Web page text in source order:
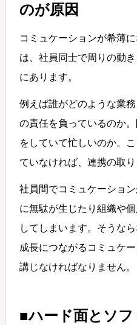
のが原因
コミュケーションが希薄
は、社員同士で周りの動
にあります。
例えば誰がどのような業
の責任を負っているのか
をしていて忙しいのか。
ていなければ、連携の取り
社員間でコミュケーショ
に無駄が生じたり組織や
してしまいます。そうな
成長につながるコミュケ
講じなければなりません。
■ハード面とソ